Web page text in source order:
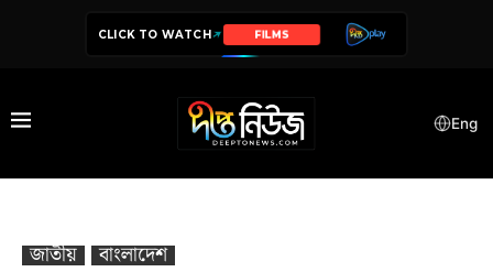
CLICK TO WATCH SERIES
Eng
জাতীয়
বাংলাদেশ